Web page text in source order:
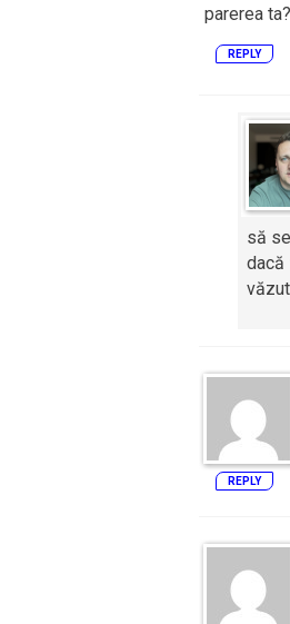
parerea ta?
REPLY
să
REPLY